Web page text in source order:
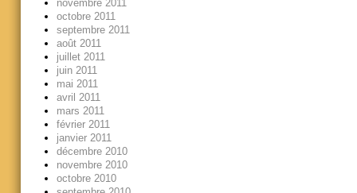
novembre 2011
octobre 2011
septembre 2011
août 2011
juillet 2011
juin 2011
mai 2011
avril 2011
mars 2011
février 2011
janvier 2011
décembre 2010
novembre 2010
octobre 2010